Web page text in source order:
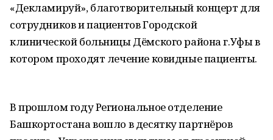
«Декламируй», благотворительный концерт для
сотрудников и пациентов Городской
клинической больницы Дёмского района г.Уфы в
котором проходят лечение ковидные пациенты.
В прошлом году Региональное отделение
Башкортостана вошло в десятку партнёров